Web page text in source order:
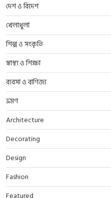
দেশ ও বিদেশ
খেলাধুলা
শিল্প ও সংকৃতি
স্বাস্থ্য ও শিক্ষা
ব্যবসা ও বাণিজ্য
ভ্রমণ
Architecture
Decorating
Design
Fashion